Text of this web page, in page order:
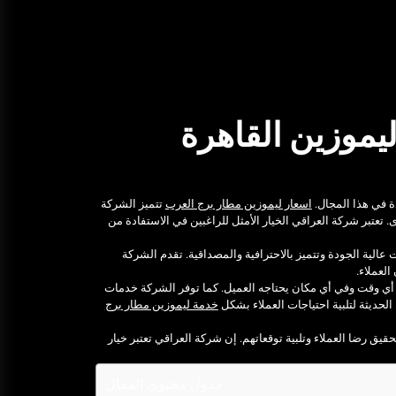
البهنسي: خدمة فاخرة واحترافية
ديسمبر 26, 2025
أهمية معرفة أسعار ليموزين مطار
برج العرب قبل السفر
القاهرة
في هذا المجال. اسعار ليموزين مطار برج العرب تتميز الشركة
شركة العراقي الخيار الأمثل للراغبين في الاستفادة من
الجودة وتتميز بالاحترافية والمصداقية. تقدم الشركة
أي وقت وفي أي مكان يحتاجه العميل. كما توفر الشركة خدمات
لتلبية احتياجات العملاء بشكل خدمة ليموزين مطار برج
رضا العملاء وتلبية توقعاتهم. إن شركة العراقي تعتبر خيار